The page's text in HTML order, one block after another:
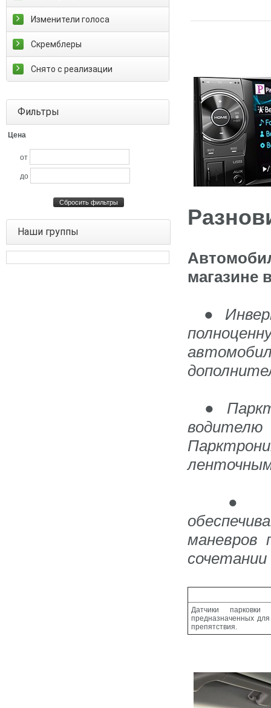
Изменители голоса
Скремблеры
Снято с реализации
Фильтры
Цена
от
до
Сбросить фильтры
Наши группы
магазине
●
●
маневров
Датчики
предназначенных
препятствия.